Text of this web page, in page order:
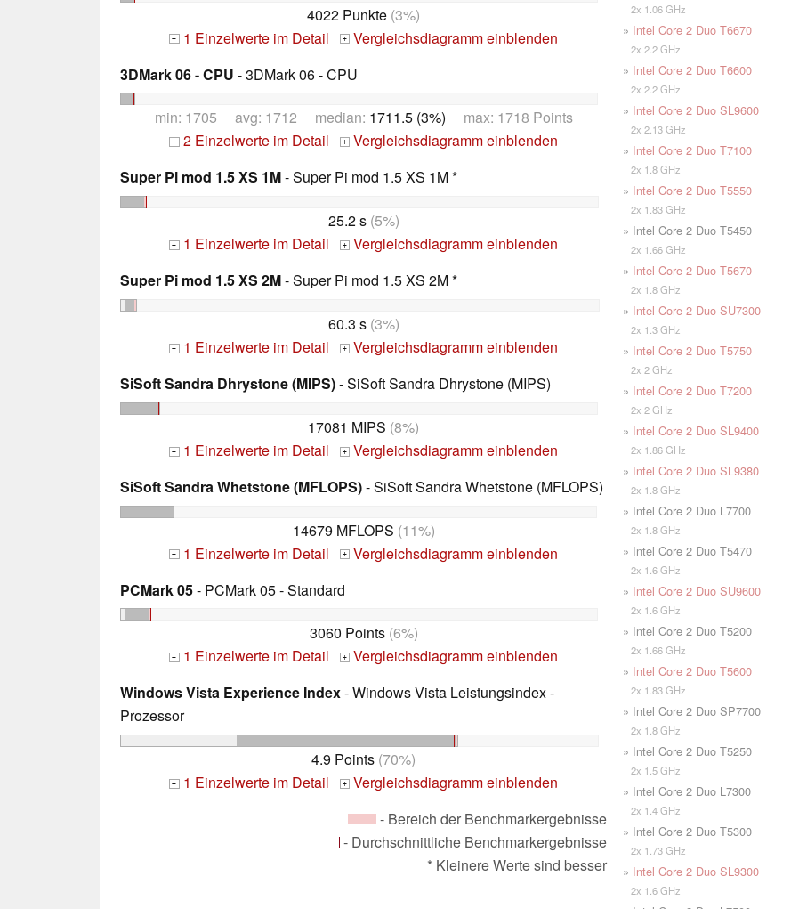
4022 Punkte (3%)
+ 1 Einzelwerte im Detail +
Vergleichsdiagramm einblenden
3DMark 06 - CPU - 3DMark 06 - CPU
min: 1705 avg: 1712 median: 1711.5 (3%) max: 1718 Points
+ 2 Einzelwerte im Detail +
Vergleichsdiagramm einblenden
Super Pi mod 1.5 XS 1M- Super Pi mod 1.5 XS 1M *
25.2 s(5%)
+ 1 Einzelwerte im Detail +
Vergleichsdiagramm einblenden
Super Pi mod 1.5 XS 2M- Super Pi mod 1.5 XS 2M *
60.3 s(3%)
+ 1 Einzelwerte im Detail +
Vergleichsdiagramm einblenden
SiSoft Sandra Dhrystone (MIPS)- SiSoft Sandra Dhrystone (MIPS)
17081 MIPS (8%)
+ 1 Einzelwerte im Detail +
Vergleichsdiagramm einblenden
SiSoft Sandra Whetstone (MFLOPS)- SiSoft Sandra Whetstone (MFLOPS)
14679 MFLOPS (11%)
+ 1 Einzelwerte im Detail +
Vergleichsdiagramm einblenden
PCMark 05- PCMark 05 - Standard
3060 Points(6%)
+ 1 Einzelwerte im Detail +
Vergleichsdiagramm einblenden
Windows Vista Experience Index- Windows Vista Leistungsindex -
Prozessor
4.9 Points (70%)
+ 1 Einzelwerte im Detail +
Vergleichsdiagramm einblenden
- Bereich der Benchmarkergebnisse
- Durchschnittliche Benchmarkergebnisse
* Kleinere Werte sind besser
2x 1.06 GHz
» Intel Core 2 Duo T6670
2x 2.2 GHz
» Intel Core 2 Duo T6600
2x 2.2 GHz
» Intel Core 2 Duo SL9600
2x 2.13 GHz
» Intel Core 2 Duo T7100
2x 1.8 GHz
» Intel Core 2 Duo T5550
2x 1.83 GHz
» Intel Core 2 Duo T5450
2x 1.66 GHz
» Intel Core 2 Duo T5670
2x 1.8 GHz
» Intel Core 2 Duo SU7300
2x 1.3 GHz
» Intel Core 2 Duo T5750
2x 2 GHz
» Intel Core 2 Duo T7200
2x 2 GHz
» Intel Core 2 Duo SL9400
2x 1.86 GHz
» Intel Core 2 Duo SL9380
2x 1.8 GHz
» Intel Core 2 Duo L7700
2x 1.8 GHz
» Intel Core 2 Duo T5470
2x 1.6 GHz
» Intel Core 2 Duo SU9600
2x 1.6 GHz
» Intel Core 2 Duo T5200
2x 1.66 GHz
» Intel Core 2 Duo T5600
2x 1.83 GHz
» Intel Core 2 Duo SP7700
2x 1.8 GHz
» Intel Core 2 Duo T5250
2x 1.5 GHz
» Intel Core 2 Duo L7300
2x 1.4 GHz
» Intel Core 2 Duo T5300
2x 1.73 GHz
» Intel Core 2 Duo SL9300
2x 1.6 GHz